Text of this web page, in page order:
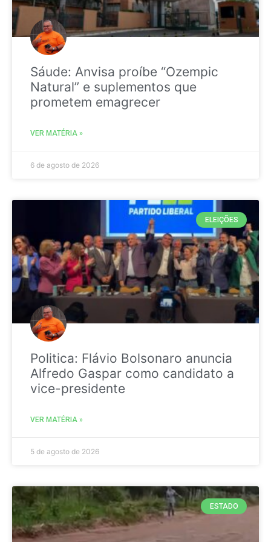
Sáude: Anvisa proíbe “Ozempic
Natural” e suplementos que
prometem emagrecer
VER MATÉRIA »
6 de agosto de 2026
ELEIÇÕES
Politica: Flávio Bolsonaro anuncia
Alfredo Gaspar como candidato a
vice-presidente
VER MATÉRIA »
5 de agosto de 2026
ESTADO